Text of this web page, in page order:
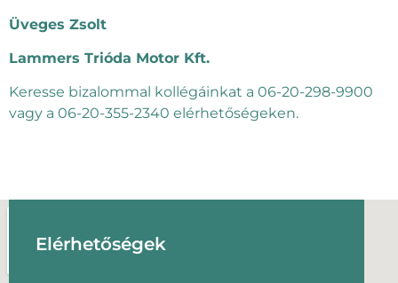
Üveges Zsolt
Lammers Trióda Motor Kft.
Keresse bizalommal kollégáinkat a 06-20-298-9900
vagy a 06-20-355-2340 elérhetőségeken.
Elérhetőségek